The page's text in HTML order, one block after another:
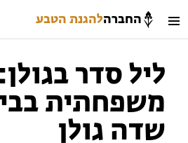
החברהלהגנת הטבע
חיפוש כניסת חברים
הזמינו פעילויות וטיולים מודרכים
ליל סדר
משפחתית
שדה גולן